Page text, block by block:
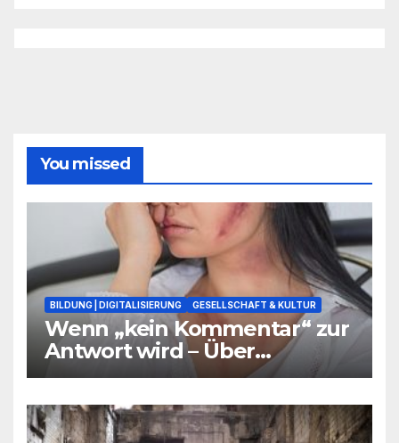
You missed
BILDUNG | DIGITALISIERUNG GESELLSCHAFT & KULTUR
Wenn „kein Kommentar“ zur
Antwort wird – Über
Warnsignale aus Schulen, die